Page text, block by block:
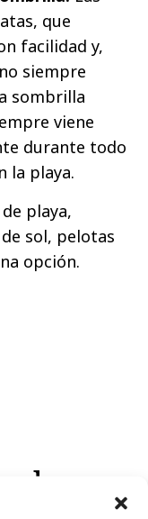
que
facilidad y,
siempre
sombrilla
viene
durante todo
la playa.
playa,
sol, pelotas
opción.